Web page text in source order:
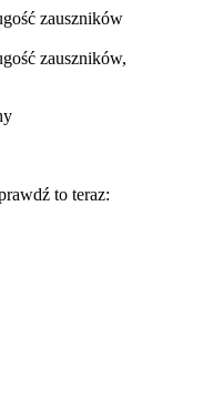
zauszników
zauszników,
to teraz: